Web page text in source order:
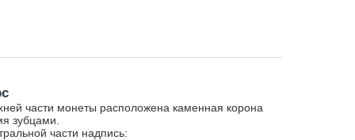
части монеты расположена каменная корона
зубцами.
части надпись: